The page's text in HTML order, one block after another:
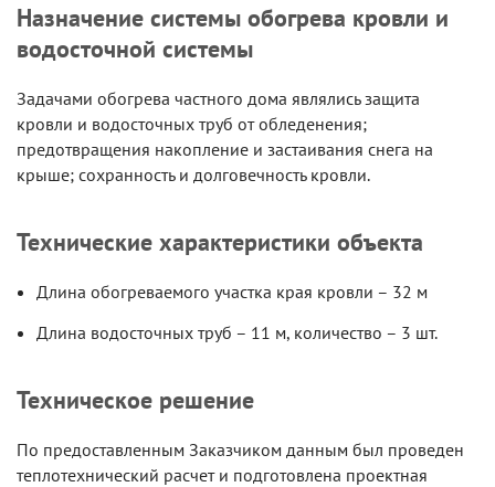
Назначение системы обогрева кровли и
водосточной системы
Задачами обогрева частного дома являлись защита
кровли и водосточных труб от обледенения;
предотвращения накопление и застаивания снега на
крыше; сохранность и долговечность кровли.
Технические характеристики объекта
Длина обогреваемого участка края кровли – 32 м
Длина водосточных труб – 11 м, количество – 3 шт.
Техническое решение
По предоставленным Заказчиком данным был проведен
теплотехнический расчет и подготовлена проектная